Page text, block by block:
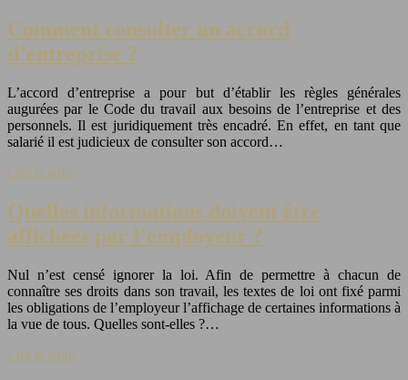
Comment consulter un accord
d’entreprise ?
L’accord d’entreprise a pour but d’établir les règles générales
augurées par le Code du travail aux besoins de l’entreprise et des
personnels. Il est juridiquement très encadré. En effet, en tant que
salarié il est judicieux de consulter son accord…
Lire la suite
Quelles informations doivent être
affichées par l’employeur ?
Nul n’est censé ignorer la loi. Afin de permettre à chacun de
connaître ses droits dans son travail, les textes de loi ont fixé parmi
les obligations de l’employeur l’affichage de certaines informations à
la vue de tous. Quelles sont-elles ?…
Lire la suite